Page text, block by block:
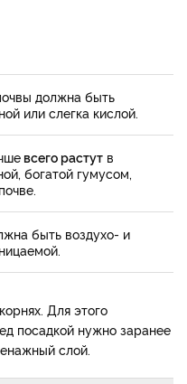
должна быть
или слегка кислой.
всего растут в
богатой гумусом,
быть воздухо- и
Для этого
посадкой нужно заранее
слой.